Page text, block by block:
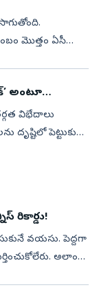
మొత్తం ఏసీ
అంటూ
విభేదాలు
దృష్టిలో పెట్టుకుని
రికార్డు!
వయసు. పెద్దగా
అలాంటి